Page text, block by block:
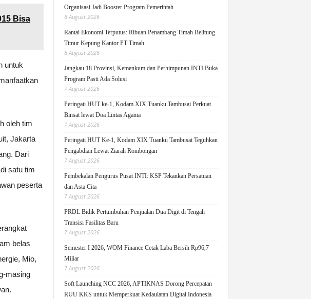
Bisa
untuk
oleh tim
Jakarta
Dari
satu tim
peserta
belas
Mio,
masing
Organisasi Jadi Booster Program Pemerintah
8 August 2026
Rantai Ekonomi Terputus: Ribuan Penambang Timah Belitung
Timur Kepung Kantor PT Timah
8 August 2026
Jangkau 18 Provinsi, Kemenkum dan Perhimpunan INTI Buka
Program Pasti Ada Solusi
7 August 2026
Peringati HUT ke-1, Kodam XIX Tuanku Tambusai Perkuat
Binsat lewat Doa Lintas Agama
7 August 2026
Peringati HUT Ke-1, Kodam XIX Tuanku Tambusai Teguhkan
Pengabdian Lewat Ziarah Rombongan
7 August 2026
Pembekalan Pengurus Pusat INTI: KSP Tekankan Persatuan
dan Asta Cita
7 August 2026
PRDL Bidik Pertumbuhan Penjualan Dua Digit di Tengah
Transisi Fasilitas Baru
7 August 2026
Semester I 2026, WOM Finance Cetak Laba Bersih Rp96,7
Miliar
7 August 2026
Soft Launching NCC 2026, APTIKNAS Dorong Percepatan
RUU KKS untuk Memperkuat Kedaulatan Digital Indonesia